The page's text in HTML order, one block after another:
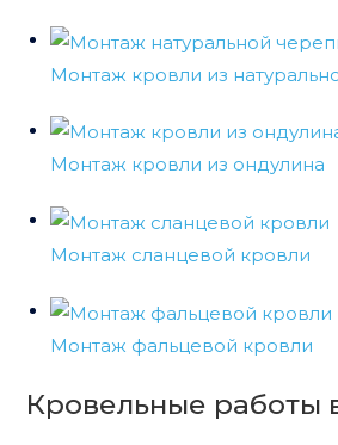
Монтаж кровли из
Монтаж кровли из ондулина
Монтаж сланцевой кровли
Монтаж фальцевой кровли
Кровельные работы